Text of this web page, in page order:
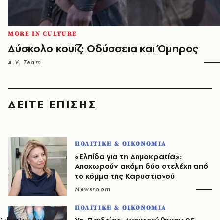
MORE IN CULTURE
Δύσκολο κουίζ: Οδύσσεια και Όμηρος
A.V. Team
ΔΕΙΤΕ ΕΠΙΣΗΣ
ΠΟΛΙΤΙΚΗ & ΟΙΚΟΝΟΜΙΑ
«Ελπίδα για τη Δημοκρατία»:
Αποχωρούν ακόμη δύο στελέχη από
το κόμμα της Καρυστιανού
Newsroom
ΠΟΛΙΤΙΚΗ & ΟΙΚΟΝΟΜΙΑ